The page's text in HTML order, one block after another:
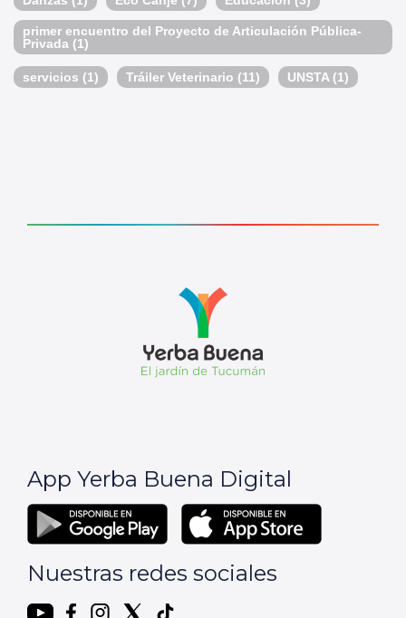
primer encuentro del Proyecto de Articulación Pública-
Privada (1)
servicios (1) Tráiler Veterinario (11) UNSTA (1)
App Yerba Buena Digital
Nuestras redes sociales